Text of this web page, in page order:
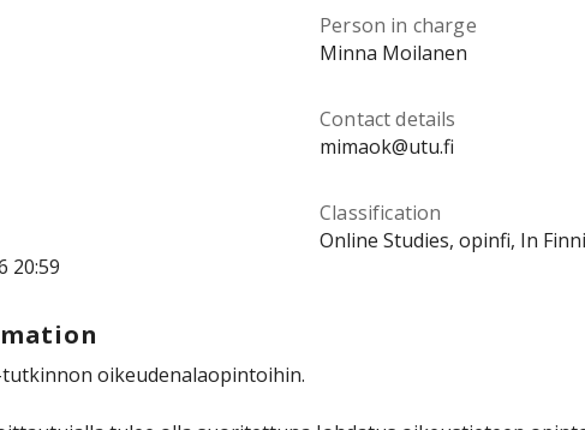
20:59
Person in charge
Minna Moilanen
Contact details
mimaok@utu.fi
Classification
Online Studies, opinfi, In
oikeudenalaopintoihin.